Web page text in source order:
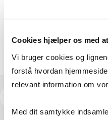
Cookies hjælper os med
Vi bruger cookies og
forstå hvordan
relevant information om
Med dit samtykke
Room: SOL/B4.21